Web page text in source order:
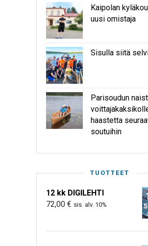
Kaipolan
uusi omistaja
Sisulla siitä
Parisoudun
haastetta
soutuihin
TUOTTEET
12 kk DIGILEHTI
72,00 € sis. alv. 10%